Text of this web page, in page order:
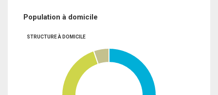
Population à domicile
STRUCTURE À DOMICILE